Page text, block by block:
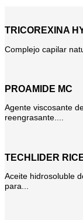
TRICOREXINA
Complejo capilar
PROAMIDE MC
Agente viscosante
reengrasante....
TECHLIDER
Aceite hidrosoluble
para...